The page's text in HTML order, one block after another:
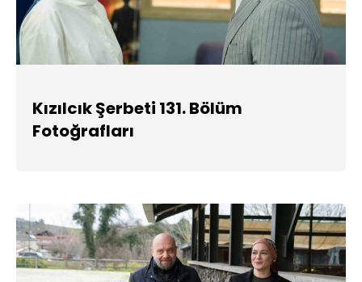
Kızılcık Şerbeti 131. Bölüm
Fotoğrafları